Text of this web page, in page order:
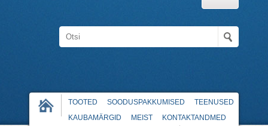
TOOTED SOODUSPAKKUMISED
TEENUSED
KAUBAMÄRGID
MEIST KONTAKTANDMED